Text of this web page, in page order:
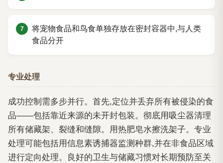
将宠物食品和鸟食单独存放在密封容器中,与人类
食品分开
专业处理
成功控制需多步并行。首先,定位并丢弃所有被侵染的食
品——包括靠近来源的未开封包装。彻底用吸尘器清理
所有储藏架、裂缝和缝隙。用热肥皂水擦洗架子。专业
处理可能包括用信息素诱捕器监测种群,并在非食品区域
进行定向处理。良好的卫生与储藏习惯对长期预防至关